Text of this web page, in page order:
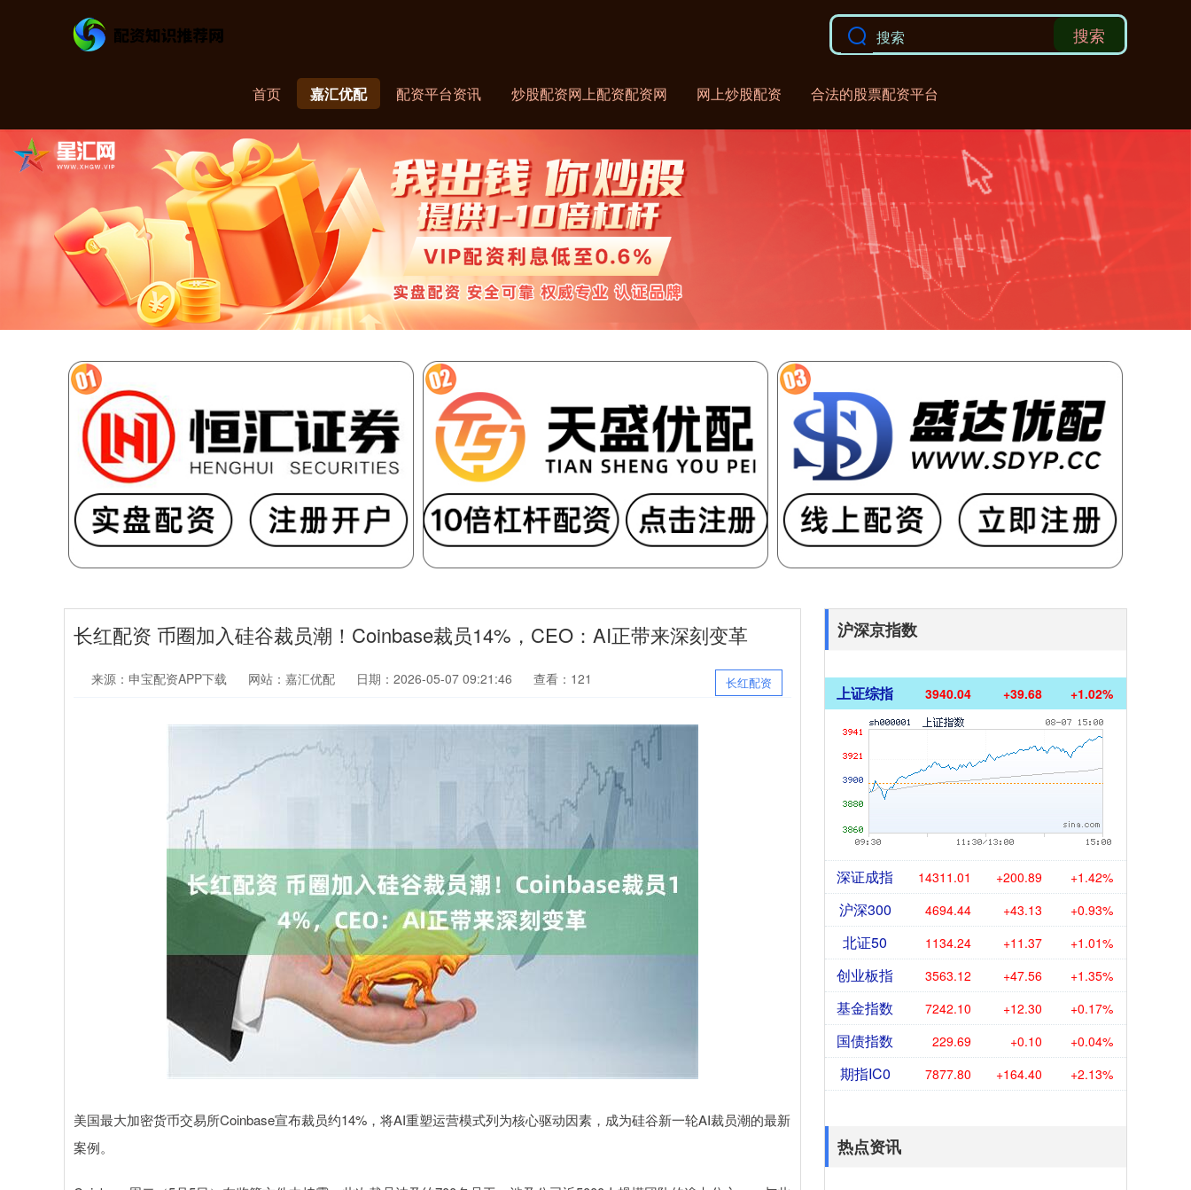
搜索
首页 嘉汇优配 配资平台资讯 炒股配资网上配资配资网 网上炒股配资 合法的股票配资平台
长红配资 币圈加入硅谷裁员潮！Coinbase裁员14%，CEO：AI正带来深刻变革
长红配资
来源：申宝配资APP下载 网站：嘉汇优配 日期：2026-05-07 09:21:46 查看：121
美国最大加密货币交易所Coinbase宣布裁员约14%，将AI重塑运营模式列为核心驱动因素，成为硅谷新一轮AI裁员潮的最新
案例。
沪深京指数
上证综指 3940.04 +39.68 +1.02%
深证成指 14311.01 +200.89 +1.42%
沪深300 4694.44 +43.13 +0.93%
北证50 1134.24 +11.37 +1.01%
创业板指 3563.12 +47.56 +1.35%
基金指数 7242.10 +12.30 +0.17%
国债指数 229.69 +0.10 +0.04%
期指IC0 7877.80 +164.40 +2.13%
热点资讯